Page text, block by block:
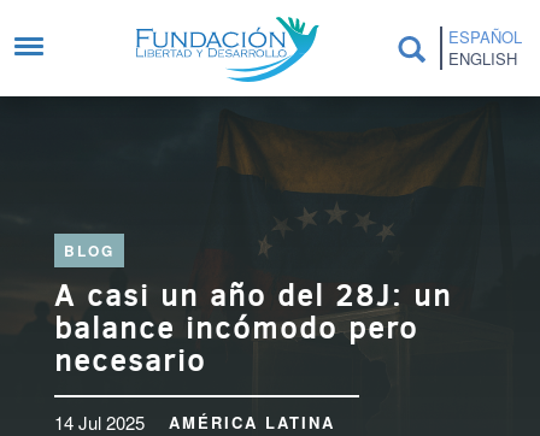
ESPAÑOL
ENGLISH
BLOG
A casi un año del 28J: un
balance incómodo pero
necesario
14 Jul 2025 AMÉRICA LATINA